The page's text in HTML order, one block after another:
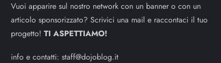
Vuoi apparire sul nostro network con un banner o con un
articolo sponsorizzato? Scrivici una mail e raccontaci il tuo
progetto!TI ASPETTIAMO!
info e contatti:staff@dojoblog.it